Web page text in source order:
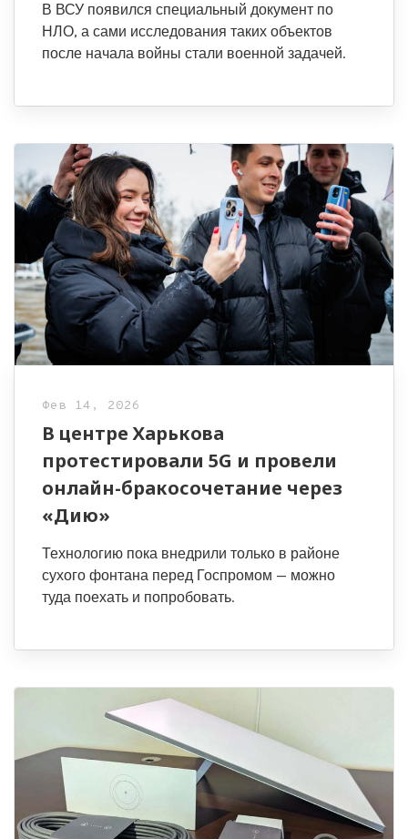
В ВСУ появился специальный документ по
НЛО, а сами исследования таких объектов
после начала войны стали военной задачей.
Фев 14, 2026
В центре Харькова
протестировали 5G и провели
онлайн-бракосочетание через
«Дию»
Технологию пока внедрили только в районе
сухого фонтана перед Госпромом — можно
туда поехать и попробовать.